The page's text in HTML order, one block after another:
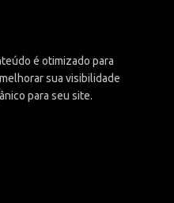
é otimizado para
sua visibilidade
para seu site.